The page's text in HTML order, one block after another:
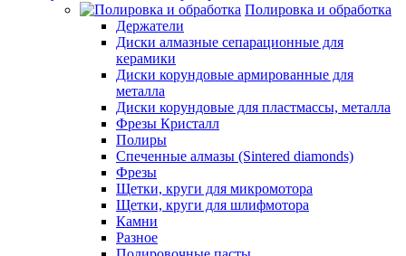
Полировка и обработка
Держатели
Диски алмазные сепарационные для
керамики
Диски корундовые армированные для
металла
Диски корундовые для пластмассы, металла
Фрезы Кристалл
Полиры
Спеченные алмазы (Sintered diamonds)
Фрезы
Щетки, круги для микромотора
Щетки, круги для шлифмотора
Камни
Разное